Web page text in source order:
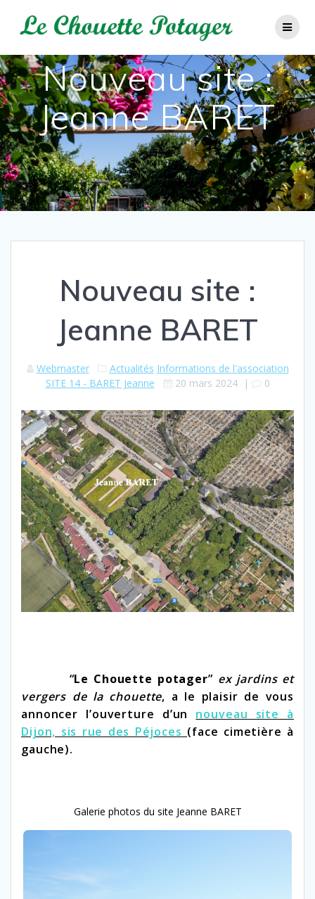
au
contenu
Nouveau site :
Jeanne BARET
Nouveau site :
Jeanne BARET
Webmaster Actualités Informations de l'association
SITE 14 - BARET Jeanne
20 mars 2024| 0
“Le Chouette potager” ex jardins et
vergers de la chouette, a le plaisir de vous
annoncer l’ouverture d’un nouveau site à
Dijon, sis rue des Péjoces (face cimetière à
gauche).
Galerie pho­tos du site Jeanne BARET